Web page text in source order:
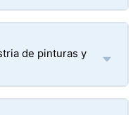
de pinturas y